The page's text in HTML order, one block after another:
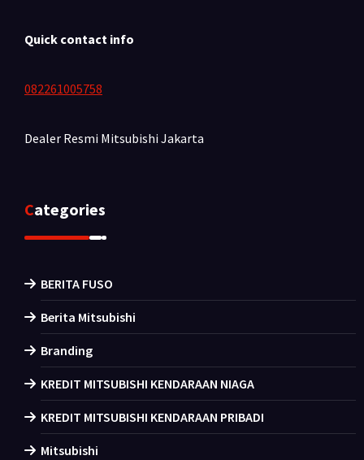
Quick contact info
082261005758
Dealer Resmi Mitsubishi Jakarta
Categories
BERITA FUSO
Berita Mitsubishi
Branding
KREDIT MITSUBISHI KENDARAAN NIAGA
KREDIT MITSUBISHI KENDARAAN PRIBADI
Mitsubishi